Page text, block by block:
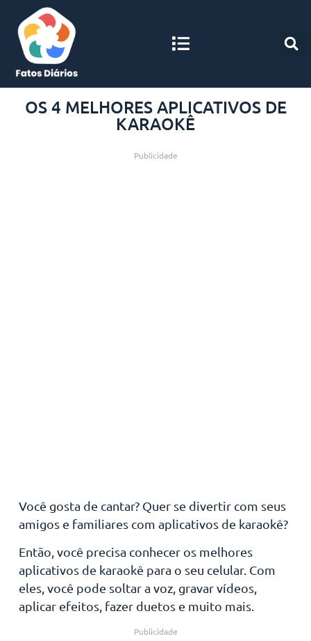
OS 4 MELHORES APLICATIVOS DE
KARAOKÊ
Publicidade
Você gosta de cantar? Quer se divertir com seus
amigos e familiares com aplicativos de karaokê?
Então, você precisa conhecer os melhores
aplicativos de karaokê para o seu celular. Com
eles, você pode soltar a voz, gravar vídeos,
aplicar efeitos, fazer duetos e muito mais.
Publicidade